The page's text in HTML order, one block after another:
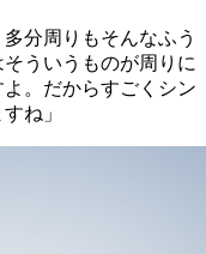
分周りもそんなふう
ういうものが周りに
。だからすごくシン
ね」